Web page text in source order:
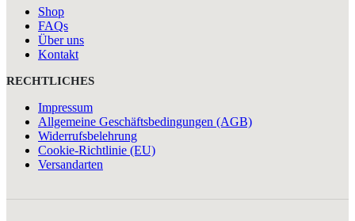
Shop
FAQs
Über uns
Kontakt
RECHTLICHES
Impressum
Allgemeine Geschäftsbedingungen (AGB)
Widerrufsbelehrung
Cookie-Richtlinie (EU)
Versandarten